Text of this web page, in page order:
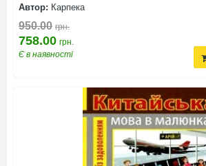
Автор: Карпека
950.00 грн.
758.00 грн.
Є в наявності